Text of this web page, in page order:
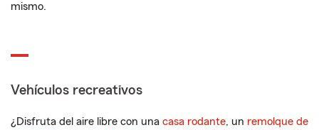
mismo.
Vehículos recreativos
¿Disfruta del aire libre con una casa rodante, un remolque de